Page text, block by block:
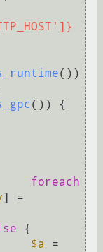
())
()) {
foreach
{
$a